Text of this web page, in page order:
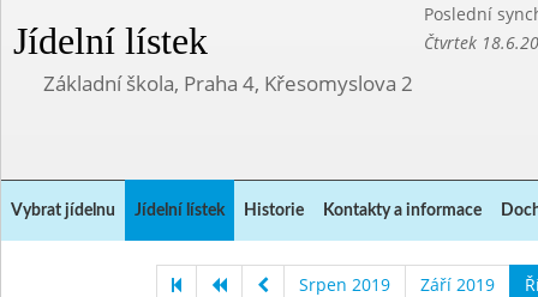
Jídelní lístek
Poslední
Čtvrtek
Základní škola, Praha 4, Křesomyslova 2
Vybrat jídelnu Jídelní lístek Historie Kontakty a informace
Srpen 2019 Září 2019